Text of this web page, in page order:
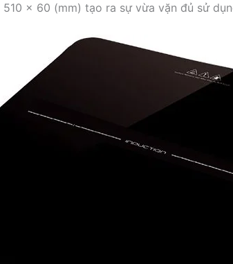
x 60 (mm) tạo ra sự vừa vặn đủ sử